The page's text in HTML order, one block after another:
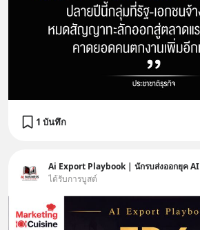
1 บันทึก
Ai Export Playbook | นักรบส่งออกยุค AI
ได้รับการบูสต์